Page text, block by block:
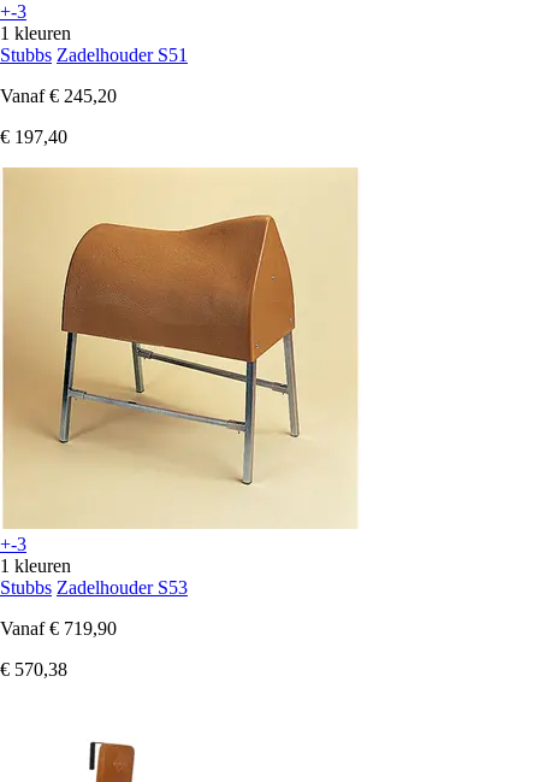
+-3
1 kleuren
Stubbs Zadelhouder S51
Vanaf € 245,20
€ 197,40
+-3
1 kleuren
Stubbs Zadelhouder S53
Vanaf € 719,90
€ 570,38